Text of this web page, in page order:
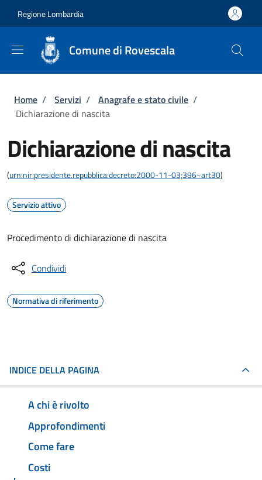
Regione Lombardia
Comune di Rovescala
Briciole di pane
Home / Servizi / Anagrafe e stato civile /
Dichiarazione di nascita
Dichiarazione di nascita
(urn:nir:presidente.repubblica:decreto:2000-11-03;396~art30)
Servizio attivo
Procedimento di dichiarazione di nascita
Condividi
Normativa di riferimento
INDICE DELLA PAGINA
A chi è rivolto
Approfondimenti
Come fare
Costi